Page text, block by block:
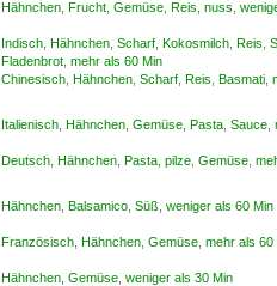
Hähnchen Frucht Gemüse Reis nuss
Indisch Hähnchen Scharf Kokosmilch Reis
Fladenbrot mehr als 60 Min
Chinesisch Hähnchen Scharf Reis Basmati
Italienisch Hähnchen Gemüse Pasta Sauce
Deutsch Hähnchen Pasta pilze Gemüse
Hähnchen Balsamico Süß weniger als 60 Min
Französisch Hähnchen Gemüse mehr als 60
Hähnchen Gemüse weniger als 30 Min